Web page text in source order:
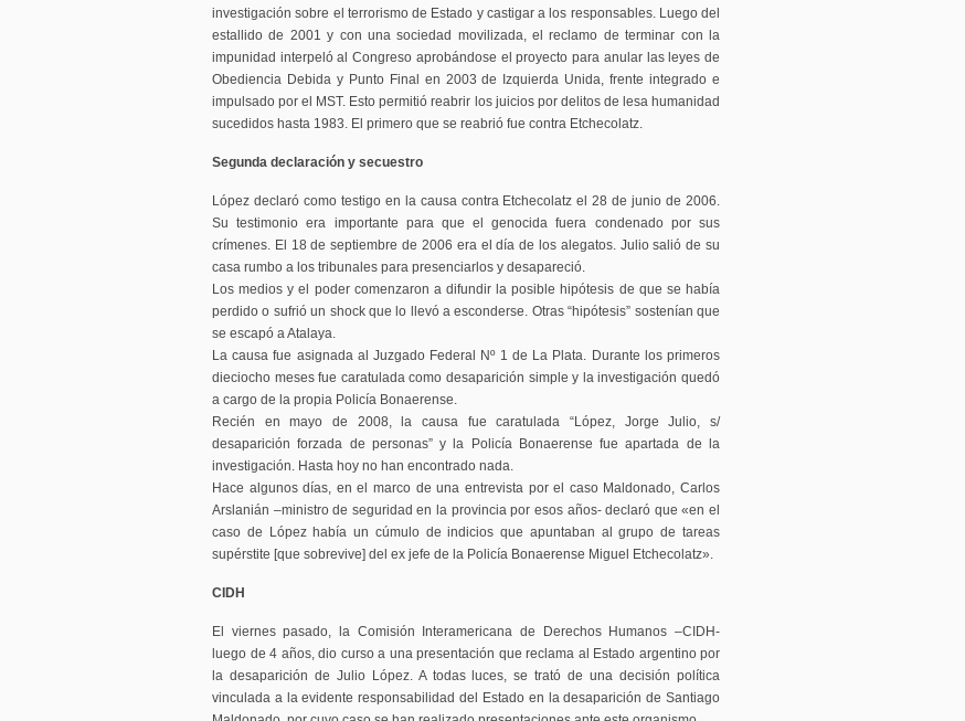
investigación sobre el terrorismo de Estado y castigar a los responsables. Luego del
estallido de 2001 y con una sociedad movilizada, el reclamo de terminar con la
impunidad interpeló al Congreso aprobándose el proyecto para anular las leyes de
Obediencia Debida y Punto Final en 2003 de Izquierda Unida, frente integrado e
impulsado por el MST. Esto permitió reabrir los juicios por delitos de lesa humanidad
sucedidos hasta 1983. El primero que se reabrió fue contra Etchecolatz.
Segunda declaración y secuestro
López declaró como testigo en la causa contra Etchecolatz el 28 de junio de 2006.
Su testimonio era importante para que el genocida fuera condenado por sus
crímenes. El 18 de septiembre de 2006 era el día de los alegatos. Julio salió de su
casa rumbo a los tribunales para presenciarlos y desapareció.
Los medios y el poder comenzaron a difundir la posible hipótesis de que se había
perdido o sufrió un shock que lo llevó a esconderse. Otras “hipótesis” sostenían que
se escapó a Atalaya.
La causa fue asignada al Juzgado Federal Nº 1 de La Plata.​ Durante los primeros
dieciocho meses fue caratulada como desaparición simple y la investigación quedó
a cargo de la propia Policía Bonaerense.
Recién en mayo de 2008, la causa fue caratulada “López, Jorge Julio, s/
desaparición forzada de personas” y la Policía Bonaerense fue apartada de la
investigación. Hasta hoy no han encontrado nada.
Hace algunos días, en el marco de una entrevista por el caso Maldonado, Carlos
Arslanián –ministro de seguridad en la provincia por esos años- declaró que «en el
caso de López había un cúmulo de indicios que apuntaban al grupo de tareas
supérstite [que sobrevive] del ex jefe de la Policía Bonaerense Miguel Etchecolatz».
CIDH
El viernes pasado, la Comisión Interamericana de Derechos Humanos –CIDH-
luego de 4 años, dio curso a una presentación que reclama al Estado argentino por
la desaparición de Julio López. A todas luces, se trató de una decisión política
vinculada a la evidente responsabilidad del Estado en la desaparición de Santiago